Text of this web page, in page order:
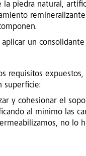
la piedra natural,
un consolidante
requisitos
superficie:
y cohesionar el
al mínimo las
no lo